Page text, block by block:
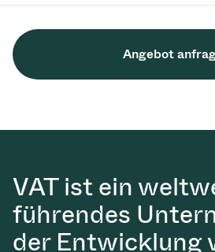
Angebot
VAT ist ein
führendes
der Entwicklung